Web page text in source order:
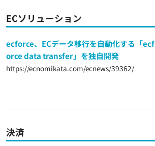
ECソリューション
ecforce、ECデータ移行を自動化する「ecf
orce data transfer」を独自開発
https://ecnomikata.com/ecnews/39362/
決済